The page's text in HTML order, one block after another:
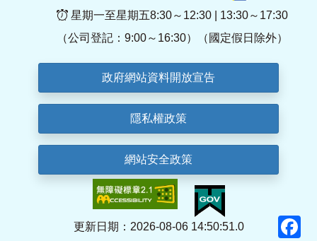
星期一至星期五8:30～12:30 | 13:30～17:30
（公司登記：9:00～16:30）（國定假日除外）
政府網站資料開放宣告
隱私權政策
網站安全政策
更新日期：2026-08-06 14:50:51.0